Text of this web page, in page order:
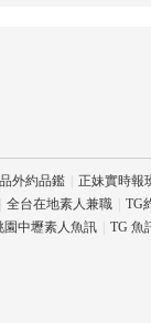
外約品鑑
正妹實時報
全台在地素人兼職
TG
園中壢素人魚訊 TG 魚